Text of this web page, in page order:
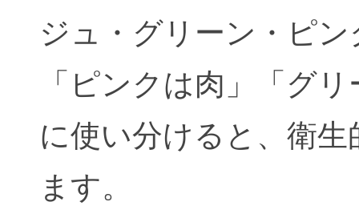
ジュ・グリーン・ピ
「ピンクは肉」「グ
に使い分けると、衛
ます。